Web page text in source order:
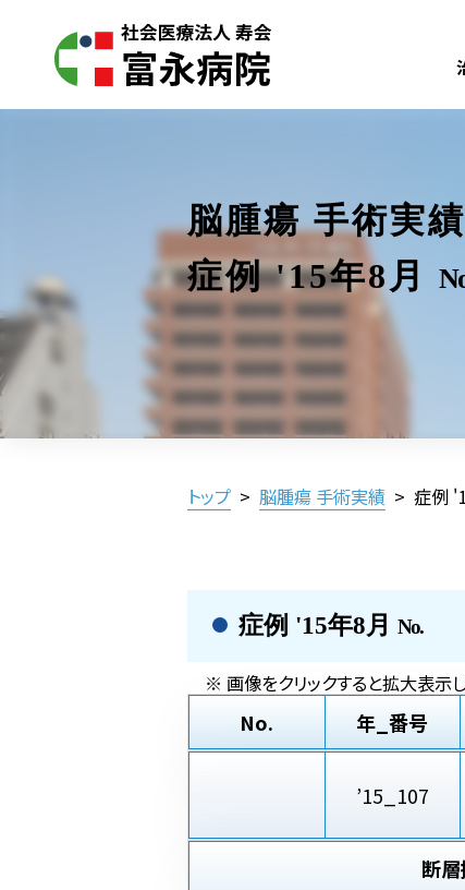
脳腫瘍 手術実績
症例 '15年8月
トップ > 脳腫瘍 手術実績 > 症例
症例 '15年8月 No.
※ 画像をクリックすると拡大表示
No. 年_番号
’15_107
断